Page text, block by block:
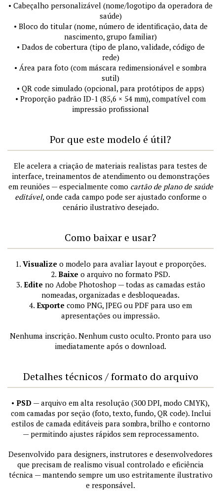
• Cabeçalho personalizável (nome/logotipo da operadora de
saúde)
• Bloco do titular (nome, número de identificação, data de
nascimento, grupo familiar)
• Dados de cobertura (tipo de plano, validade, código de
rede)
• Área para foto (com máscara redimensionável e sombra
sutil)
• QR code simulado (opcional, para protótipos de apps)
• Proporção padrão ID-1 (85,6 × 54 mm), compatível com
impressão profissional
Por que este modelo é útil?
Ele acelera a criação de materiais realistas para testes de
interface, treinamentos de atendimento ou demonstrações
em reuniões — especialmente como cartão de plano de saúde
editável, onde cada campo pode ser ajustado conforme o
cenário ilustrativo desejado.
Como baixar e usar?
1. Visualize o modelo para avaliar layout e proporções.
2. Baixe o arquivo no formato PSD.
3. Edite no Adobe Photoshop — todas as camadas estão
nomeadas, organizadas e desbloqueadas.
4. Exporte como PNG, JPEG ou PDF para uso em
apresentações ou impressão.
Nenhuma inscrição. Nenhum custo oculto. Pronto para uso
imediatamente após o download.
Detalhes técnicos / formato do arquivo
• PSD — arquivo em alta resolução (300 DPI, modo CMYK),
com camadas por seção (foto, texto, fundo, QR code). Inclui
estilos de camada editáveis para sombra, brilho e contorno
— permitindo ajustes rápidos sem reprocessamento.
Desenvolvido para designers, instrutores e desenvolvedores
que precisam de realismo visual controlado e eficiência
técnica — mantendo sempre um uso estritamente ilustrativo
e responsável.